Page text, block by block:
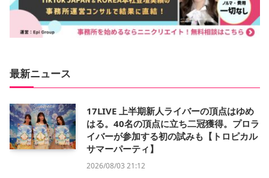
最新ニュース
17LIVE 上半期新人ライバーの頂点はゆめ
はる。40名の頂点に立ち二冠獲得。プロラ
イバーが参加する初の試みも【トロピカル
サマーパーティ】
2026/08/03 21:12